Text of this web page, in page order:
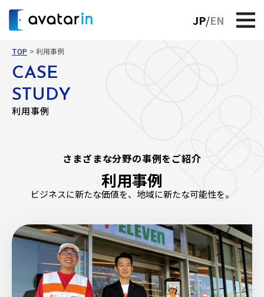
JP EN
TOP 利用事例
CASE
STUDY
利用事例
さまざまな分野の事例をご紹介
利用事例
ビジネスに新たな価値を、地域に新たな可能性を。